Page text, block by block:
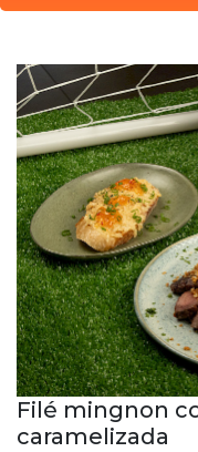
Filé mingnon
caramelizada